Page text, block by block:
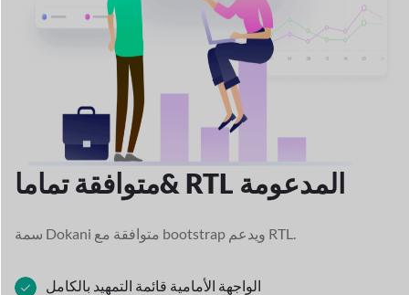
متوافقة تماما & RTL المدعومة
سمة Dokani متوافقة مع bootstrap و يدعم RTL.
الواجهة الأمامية قائمة التمهيد بالكامل